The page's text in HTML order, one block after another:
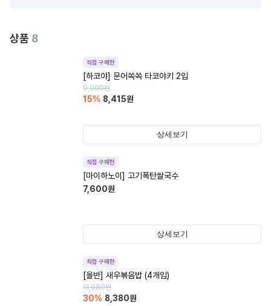
상품 8
직접 구매한
[하코야] 문어쏙쏙 타코야키 2입
9,900원
15% 8,415원
상세보기
직접 구매한
[마이하노이] 고기폭탄쌀국수
7,600원
상세보기
직접 구매한
[올반] 새우볶음밥 (4개입)
11,980원
30% 8,380원